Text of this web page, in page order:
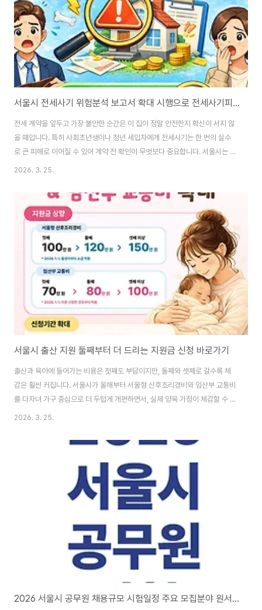
으로는 괜찮아 보여도 주소득자의 실..
서울시 전세사기 위험분석 보고서 확대 시행으로 전세사기피해 예방 서비스 무료지원
전세 계약을 앞두고 가장 불안한 순간은 이 집이 정말 안전한지 확신이 서지 않
을 때입니다. 특히 사회초년생이나 청년 세입자에게 전세사기는 한 번의 실수
로 큰 피해로 이어질 수 있어 계약 전 확인이 무엇보다 중요합니다. 서울시는 이
제 집 주소만 입력하면 AI가 전세사기 위험을 분석해주는 서비스를 무료로 지
도 무료 확인하기👆 서울시 전세사기 위험분석 보고서란 무엇일까서울시는 전
세 계약을 앞둔 청년들이 보다 안전하게 집을 선택할 수 있도록 ‘전세사기 위험
분석 보고서’ 지원을 확대했습니다. 이 서비스는 집 주소만 입력하면 AI가 임대
인 정보와 주택 권리관계, 공개 데이터를 분석해 전세사기 위험도를 알려주는
방식입니다. 복잡한 서류를..
2026. 3. 25.
서울시 출산 지원 둘째부터 더 드리는 지원금 신청 바로가기
출산과 육아에 들어가는 비용은 첫째도 부담이지만, 둘째와 셋째로 갈수록 체
감은 훨씬 커집니다. 서울시가 올해부터 서울형 산후조리경비와 임산부 교통비
를 다자녀 가구 중심으로 더 두텁게 개편하면서, 실제 양육 가정이 체감할 수 있
는 지원이 한층 강화됐습니다. 특히 소급 적용과 신청 기간 확대까지 포함돼 있
산후조리경비와 임산부 교통비가 달라진 이유서울시는 2026년부터 대표적인
개편했습니다. 핵심은 단순 일괄 지원에서 벗어나 자녀 수에 따라 차등 지원하
는 방식으로 바뀌었다는 점입니다. 첫째와 둘째, 셋째 이상 가정이 겪는 현실적
인 부담 차이를 반영해 다자녀 가구..
2026. 3. 25.
2026 서울시 공무원 채용규모 시험일정 주요 모집분야 원서접수기간